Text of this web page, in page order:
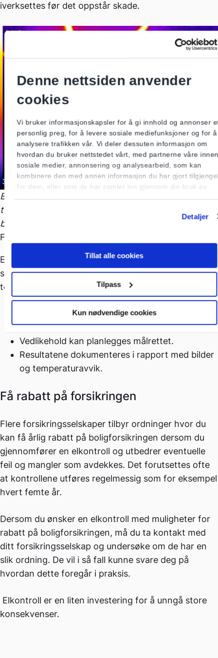
Denne nettsiden anvender
cookies
Vi bruker informasjonskapsler for å gi innhold og annonser
personlig preg, for å levere sosiale mediefunksjoner og for å
analysere trafikken vår. Vi deler dessuten informasjon om
hvordan du bruker nettstedet vårt, med partnerne våre innen
sosiale medier, annonsering og analysearbeid, som kan
kombinere den med annen informasjon du har gjort
for dem, eller som de har samlet inn gjennom din bruk av
Detaljer
Tillat alle cookies
Tilpass
Kun nødvendige cookies
iverksettes før det oppstår skade.
Et bilde som indikerer varmgang. Ved slike
temperaturer kan isolasjonen svekkes og risikoen for
brann øker betydelig hvis feilen ikke utbedres.
Foto: Elsikkerhet Norge AS
Elektrotermografering avslører feil lenge før de blir
synlige eller farlige. Det gir en visuell
temperaturprofil av anlegget, slik at:
Feil kan utbedres før de utvikler seg til
varmgang eller brann
Vedlikehold kan planlegges målrettet.
Resultatene dokumenteres i rapport med bilder
og temperaturavvik.
Få rabatt på forsikringen
Flere forsikringsselskaper tilbyr ordninger hvor du
kan få årlig rabatt på boligforsikringen dersom du
gjennomfører en elkontroll og utbedrer eventuelle
feil og mangler som avdekkes. Det forutsettes ofte
at kontrollene utføres regelmessig som for eksempel
hvert femte år.
Dersom du ønsker en elkontroll med muligheter for
rabatt på boligforsikringen, må du ta kontakt med
ditt forsikringsselskap og undersøke om de har en
slik ordning. De vil i så fall kunne svare deg på
hvordan dette foregår i praksis.
Elkontroll er en liten investering for å unngå store
konsekvenser.